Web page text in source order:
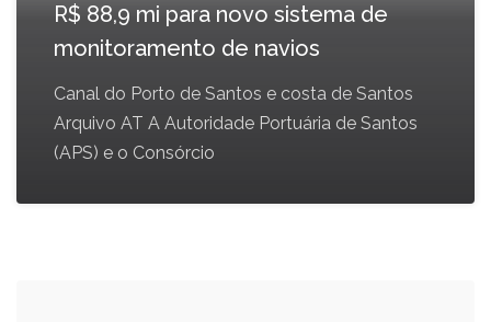
R$ 88,9 mi para novo sistema de
monitoramento de navios
Canal do Porto de Santos e costa de Santos
Arquivo AT A Autoridade Portuária de Santos
(APS) e o Consórcio